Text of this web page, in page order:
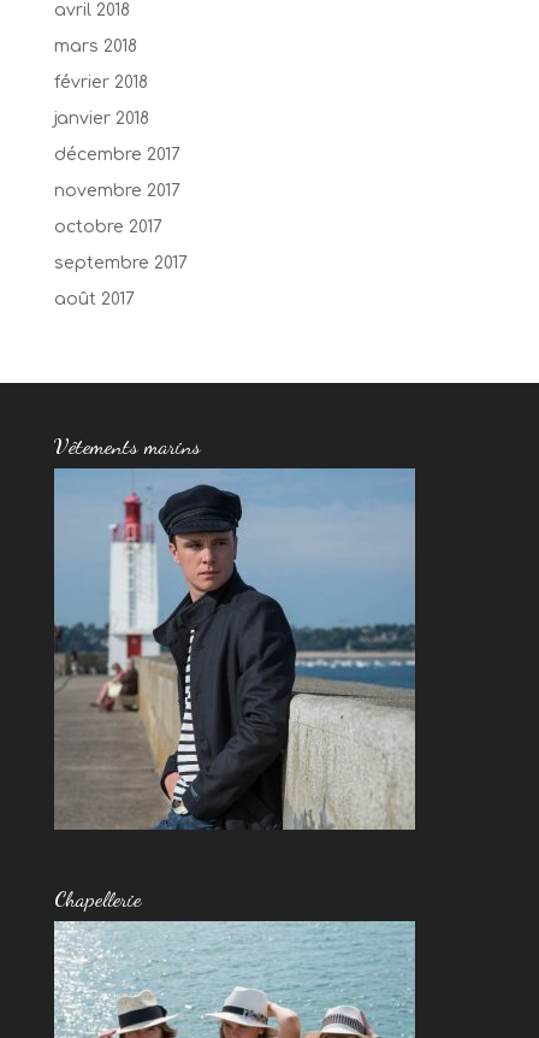
avril 2018
mars 2018
février 2018
janvier 2018
décembre 2017
novembre 2017
octobre 2017
septembre 2017
août 2017
Vêtements marins
Chapellerie